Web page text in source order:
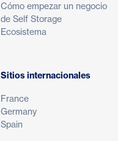
Cómo empezar un negocio
de Self Storage
Ecosistema
Sitios internacionales
France
Germany
Spain